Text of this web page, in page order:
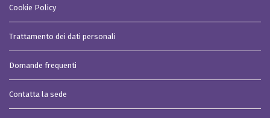
Cookie Policy
Trattamento dei dati personali
Domande frequenti
Contatta la sede